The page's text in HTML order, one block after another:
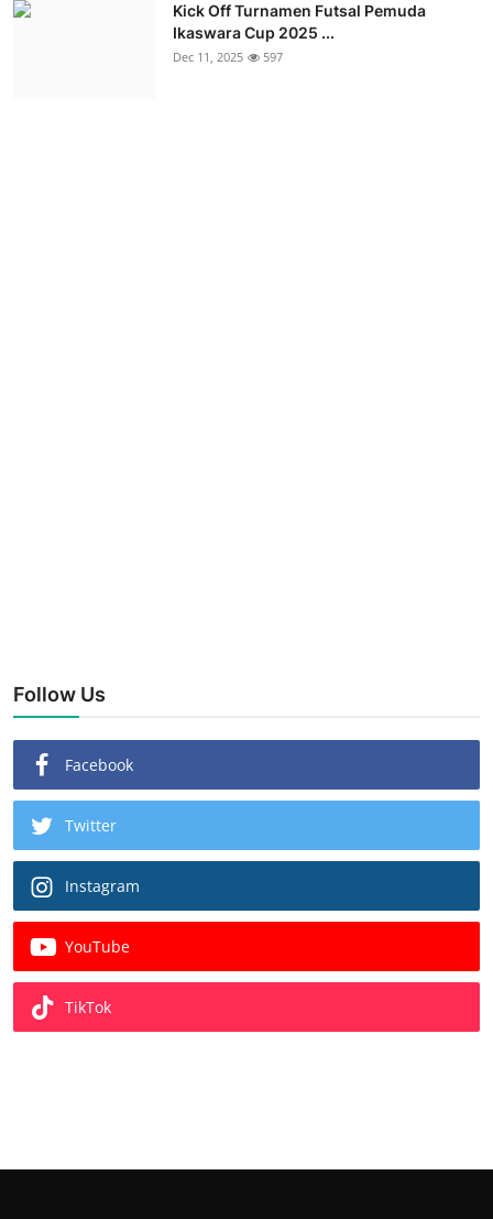
Kick Off Turnamen Futsal Pemuda
Ikaswara Cup 2025 ...
Dec 11, 2025 597
Follow Us
Facebook
Twitter
Instagram
YouTube
TikTok